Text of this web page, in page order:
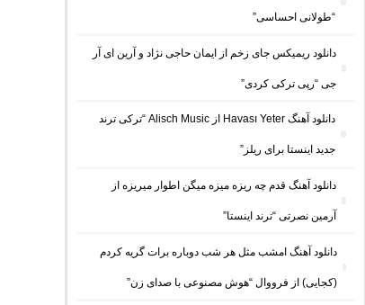
“طولانی احساسی”
دانلود ریمیکس جای زخم از ایمان حاجی نژاد و آرین ای آر
جی “رپی ترکی کردی”
دانلود آهنگ Havası Yeter از Alisch Music “ترکی ترند
جدید اینستا برای ریلز”
دانلود آهنگ ﻗﺪم ﭼﻪ رﻳﺰه ﻣﻴﺰه ﻣﻴﮕﻦ اﻃﻮار ﻣﻴﺮﻳﺰه از
آرمین نصرتی “ترند اینستا”
دانلود آهنگ امشب مثل هر شب دوباره برات گریه کردم
(کجایی) از فرووال “هوش مصنوعی با صدای زن”